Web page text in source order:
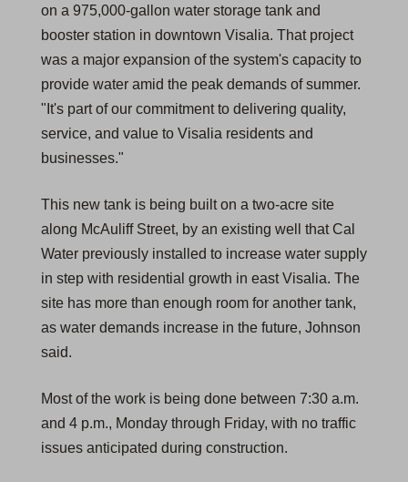
on a 975,000-gallon water storage tank and
booster station in downtown Visalia. That project
was a major expansion of the system's capacity to
provide water amid the peak demands of summer.
"It's part of our commitment to delivering quality,
service, and value to Visalia residents and
businesses."
This new tank is being built on a two-acre site
along McAuliff Street, by an existing well that Cal
Water previously installed to increase water supply
in step with residential growth in east Visalia. The
site has more than enough room for another tank,
as water demands increase in the future, Johnson
said.
Most of the work is being done between 7:30 a.m.
and 4 p.m., Monday through Friday, with no traffic
issues anticipated during construction.